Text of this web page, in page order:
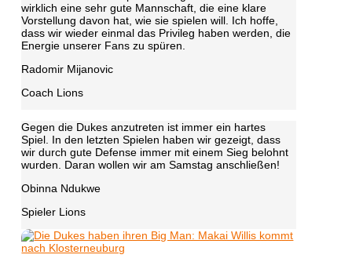
wirklich eine sehr gute Mannschaft, die eine klare
Vorstellung davon hat, wie sie spielen will. Ich hoffe,
dass wir wieder einmal das Privileg haben werden, die
Energie unserer Fans zu spüren.
Radomir Mijanovic
Coach Lions
Gegen die Dukes anzutreten ist immer ein hartes
Spiel. In den letzten Spielen haben wir gezeigt, dass
wir durch gute Defense immer mit einem Sieg belohnt
wurden. Daran wollen wir am Samstag anschließen!
Obinna Ndukwe
Spieler Lions